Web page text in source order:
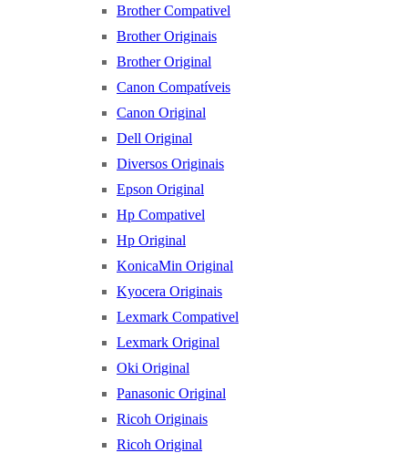
Brother Compativel
Brother Originais
Brother Original
Canon Compatíveis
Canon Original
Dell Original
Diversos Originais
Epson Original
Hp Compativel
Hp Original
KonicaMin Original
Kyocera Originais
Lexmark Compativel
Lexmark Original
Oki Original
Panasonic Original
Ricoh Originais
Ricoh Original